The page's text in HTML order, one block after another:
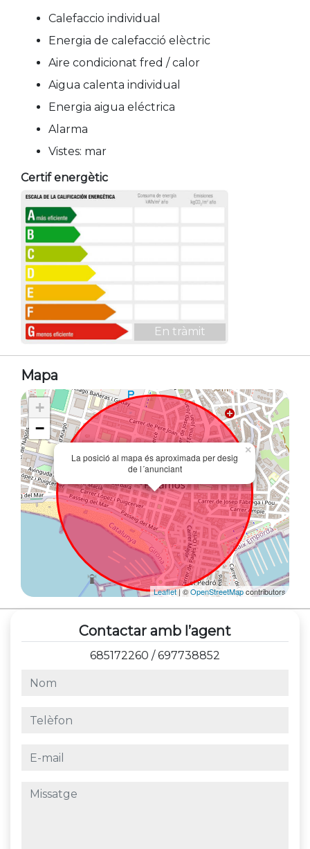
Calefaccio individual
Energia de calefacció elèctric
Aire condicionat fred / calor
Aigua calenta individual
Energia aigua eléctrica
Alarma
Vistes: mar
Certif energètic
En tràmit
Mapa
La posició al mapa és aproximada per desig
de l´anunciant
×
+
−
Leaflet| ©OpenStreetMapcontributors
Contactar amb l’agent
685172260 /697738852
nom
telèfon
e-mail
missatge